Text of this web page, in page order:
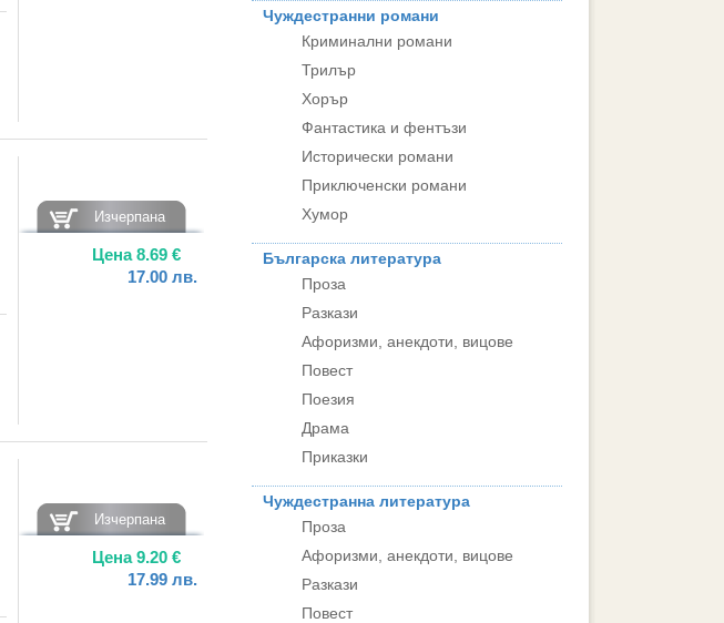
Изчерпана
Цена8.69 €
17.00 лв.
Изчерпана
Цена9.20 €
17.99 лв.
Чуждестранни романи
Криминални романи
Трилър
Хорър
Фантастика и фентъзи
Исторически романи
Приключенски романи
Хумор
Българска литература
Проза
Разкази
Афоризми, анекдоти, вицове
Повест
Поезия
Драма
Приказки
Чуждестранна литература
Проза
Афоризми, анекдоти, вицове
Разкази
Повест